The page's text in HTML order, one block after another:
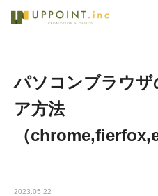
パソコンブラウザ
ア方法
（
2023.05.22